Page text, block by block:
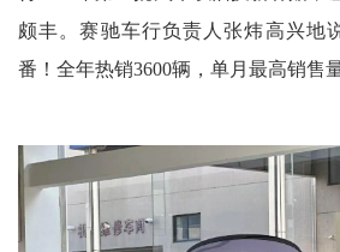
颇丰。赛驰车行负责人张炜高兴地
番！全年热销3600辆，单月最高销售